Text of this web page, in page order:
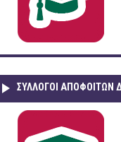
ΣΥΛΛΟΓΟΙ ΑΠΟΦΟΙΤΩΝ